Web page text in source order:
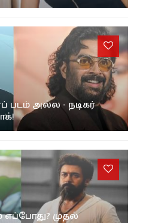
படம் அல்ல - நடிகர்
முதல்